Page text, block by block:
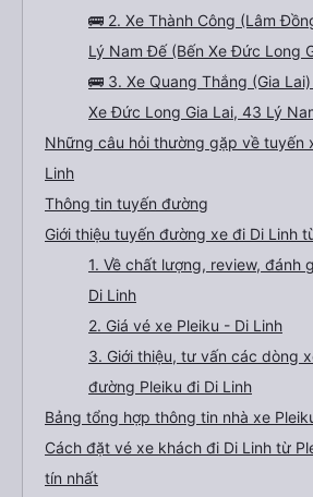
🚌 2. Xe Thành Công (Lâm
Lý Nam Đế (Bến Xe Đức Long
🚌 3. Xe Quang Thắng (Gia
Xe Đức Long Gia Lai, 43 Lý
Những câu hỏi thường gặp về tuyến
Linh
Thông tin tuyến đường
Giới thiệu tuyến đường xe đi Di Linh
1. Về chất lượng, review, đánh
Di Linh
2. Giá vé xe Pleiku - Di Linh
3. Giới thiệu, tư vấn các dòng
đường Pleiku đi Di Linh
Bảng tổng hợp thông tin nhà xe
Cách đặt vé xe khách đi Di Linh từ
tín nhất